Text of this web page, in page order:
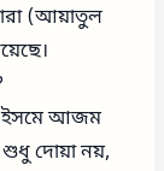
(আয়াতুল
ইসমে আজম
দোয়া নয়,